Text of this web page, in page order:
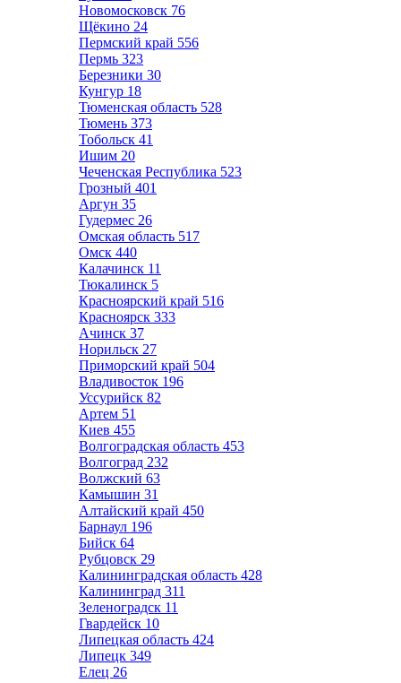
Новомосковск 76
Щёкино 24
Пермский край 556
Пермь 323
Березники 30
Кунгур 18
Тюменская область 528
Тюмень 373
Тобольск 41
Ишим 20
Чеченская Республика 523
Грозный 401
Аргун 35
Гудермес 26
Омская область 517
Омск 440
Калачинск 11
Тюкалинск 5
Красноярский край 516
Красноярск 333
Ачинск 37
Норильск 27
Приморский край 504
Владивосток 196
Уссурийск 82
Артем 51
Киев 455
Волгоградская область 453
Волгоград 232
Волжский 63
Камышин 31
Алтайский край 450
Барнаул 196
Бийск 64
Рубцовск 29
Калининградская область 428
Калининград 311
Зеленоградск 11
Гвардейск 10
Липецкая область 424
Липецк 349
Елец 26